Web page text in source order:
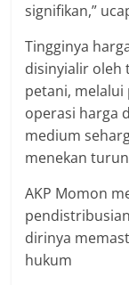
signifikan,”
Tingginya
disinyialir oleh
petani,
operasi harga
medium
menekan
AKP Momon
dirinya
hukum